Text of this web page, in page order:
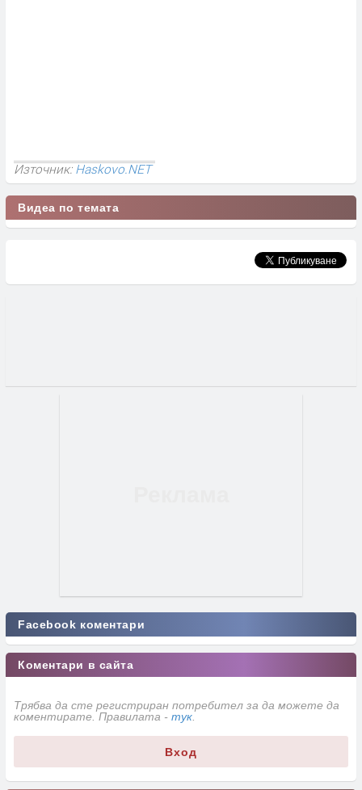
Източник:Haskovo.NET
Видеа по темата
Facebook коментари
Коментари в сайта
Трябва да сте регистриран потребител за да можете да
коментирате. Правилата - тук
Вход